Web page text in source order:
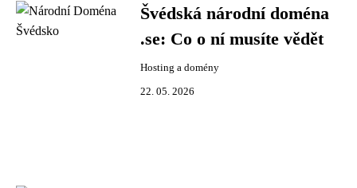
Švédská národní doména
.se: Co o ní musíte vědět
Hosting a domény
22. 05. 2026